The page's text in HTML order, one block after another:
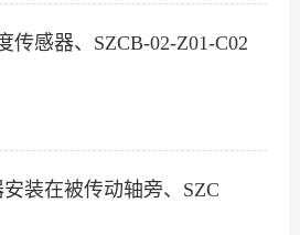
传感器、SZCB-02-Z01-C02
装在被传动轴旁、SZC